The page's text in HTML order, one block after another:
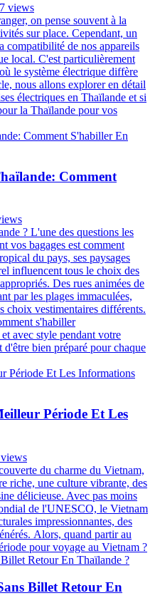
views
on pense souvent à la
sur place. Cependant, un
compatibilité de nos appareils
local. C'est particulièrement
le système électrique diffère
nous allons explorer en détail
électriques en Thaïlande et si
la Thaïlande pour vos
Comment
? L'une des questions les
vos bagages est comment
du pays, ses paysages
influencent tous le choix des
Des rues animées de
par les plages immaculées,
choix vestimentaires différents.
s'habiller
avec style pendant votre
d'être bien préparé pour chaque
Période Et Les
du charme du Vietnam,
riche, une culture vibrante, des
délicieuse. Avec pas moins
de l'UNESCO, le Vietnam
impressionnantes, des
Alors, quand partir au
pour voyage au Vietnam ?
Billet Retour En